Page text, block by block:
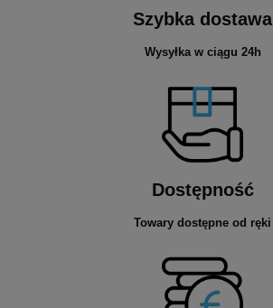
Szybka dostawa
Wysyłka w ciągu 24h
Dostępność
Towary dostępne od ręki